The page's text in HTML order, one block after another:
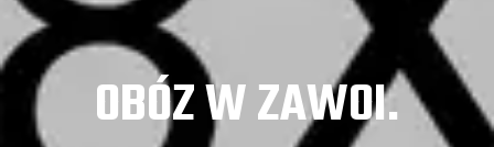
OBÓZ W ZAWOI.